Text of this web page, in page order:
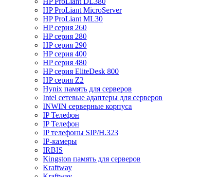
HP ProLiant MicroServer
HP ProLiant ML30
HP серия 260
HP серия 280
HP серия 290
HP серия 400
HP серия 480
HP серия EliteDesk 800
HP серия Z2
Hynix память для серверов
Intel сетевые адаптеры для серверов
INWIN серверные корпуса
IP Телефон
IP Телефон
IP телефоны SIP/H.323
IP-камеры
IRBIS
Kingston память для серверов
Kraftway